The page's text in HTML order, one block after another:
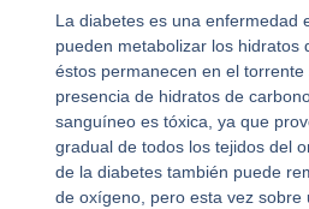
La diabetes es una enfermedad
pueden metabolizar los hidratos
éstos permanecen en el
presencia de hidratos de
sanguíneo es tóxica, ya que
gradual de todos los tejidos del
de la diabetes también puede
de oxígeno, pero esta vez sobre